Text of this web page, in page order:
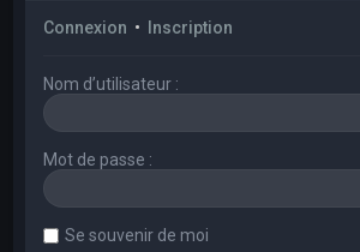
Connexion • Inscription
Nom d’utilisateur :
Mot de passe :
Se souvenir de moi